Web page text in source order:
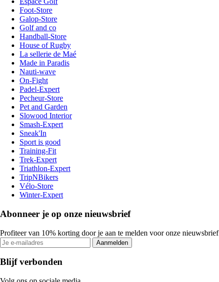
Foot-Store
Galop-Store
Golf and co
Handball-Store
House of Rugby
La sellerie de Maé
Made in Paradis
Nauti-wave
On-Fight
Padel-Expert
Pecheur-Store
Pet and Garden
Slowood Interior
Smash-Expert
Sneak'In
Sport is good
Training-Fit
Trek-Expert
Triathlon-Expert
TripNBikers
Vélo-Store
Winter-Expert
Abonneer je op onze nieuwsbrief
Profiteer van 10% korting door je aan te melden voor onze nieuwsbrief
Aanmelden
Blijf verbonden